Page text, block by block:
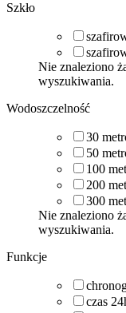
Szkło
Nie znaleziono
wyszukiwania.
Wodoszczelność
30
50
100
200
300
Nie znaleziono
wyszukiwania.
Funkcje
czas